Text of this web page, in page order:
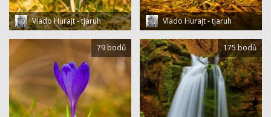
Vlado Hurajt - tjaruh Vlado Hurajt - tjaruh
79 bodů 175 bodů